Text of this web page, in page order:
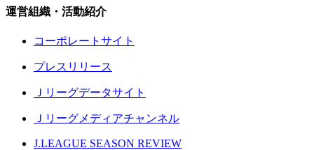
運営組織・活動紹介
コーポレートサイト
プレスリリース
Ｊリーグデータサイト
Ｊリーグメディアチャンネル
J.LEAGUE SEASON REVIEW